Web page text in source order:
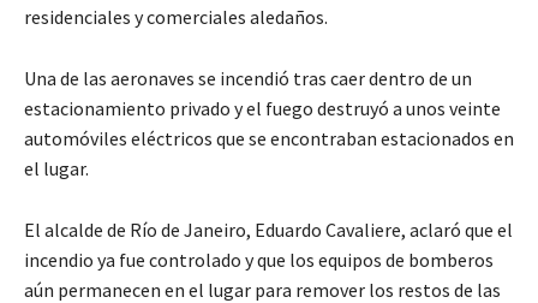
residenciales y comerciales aledaños.
Una de las aeronaves se incendió tras caer dentro de un
estacionamiento privado y el fuego destruyó a unos veinte
automóviles eléctricos que se encontraban estacionados en
el lugar.
El alcalde de Río de Janeiro, Eduardo Cavaliere, aclaró que el
incendio ya fue controlado y que los equipos de bomberos
aún permanecen en el lugar para remover los restos de las